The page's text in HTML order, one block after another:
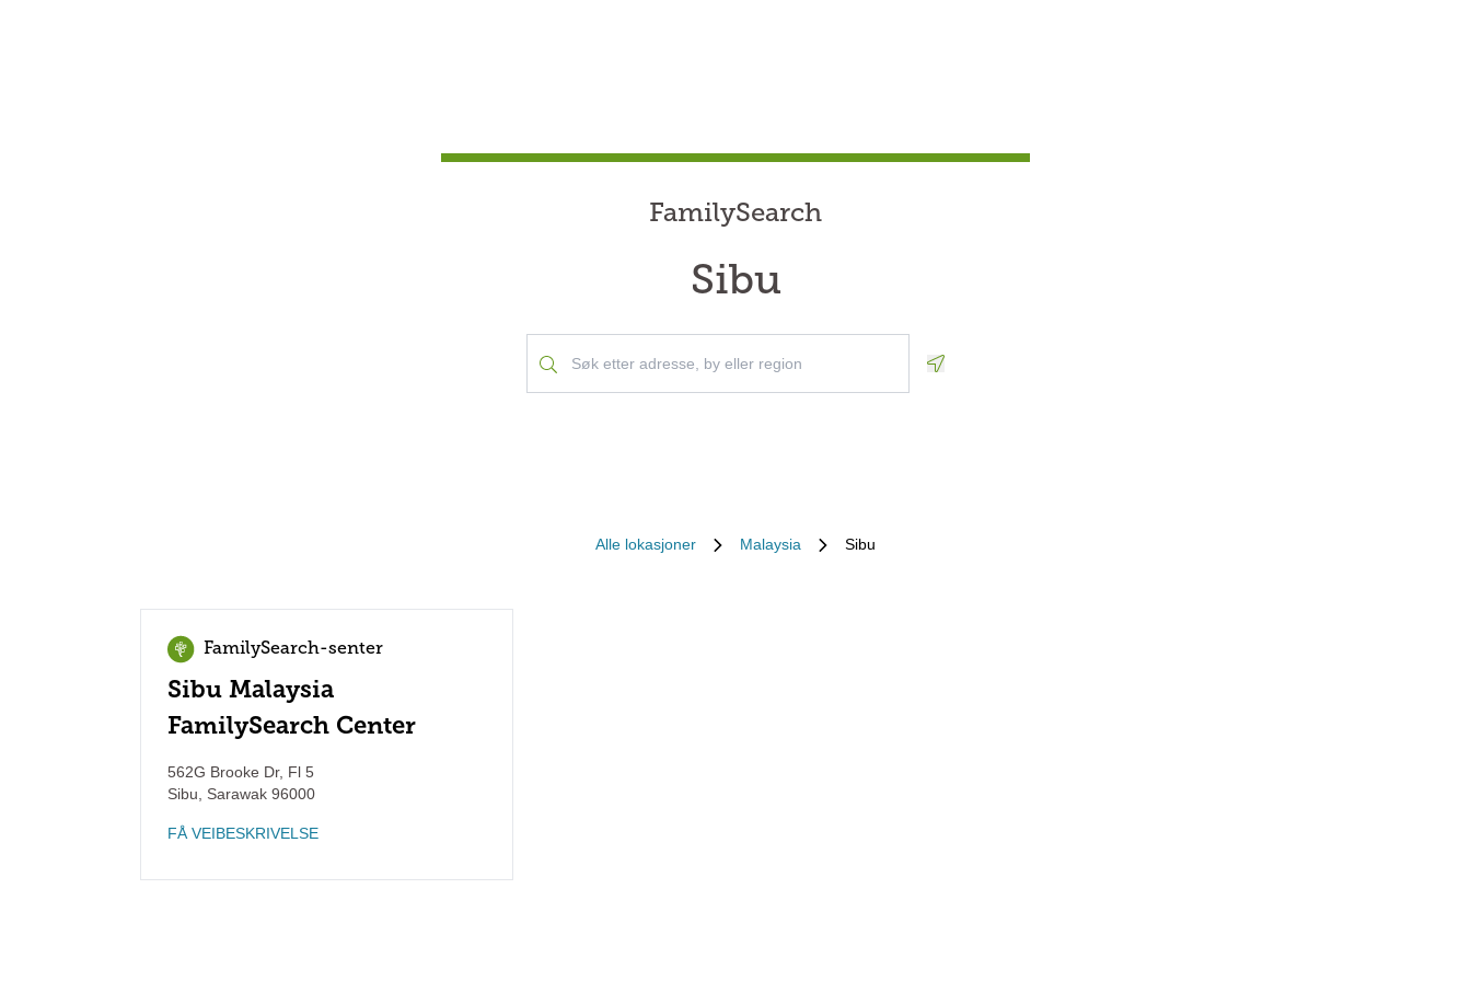
FamilySearch
Sibu
Alle lokasjoner Malaysia Sibu
FamilySearch-senter
Sibu Malaysia
FamilySearch Center
562G Brooke Dr, Fl 5
Sibu
Sarawak 96000
FÅ VEIBESKRIVELSE